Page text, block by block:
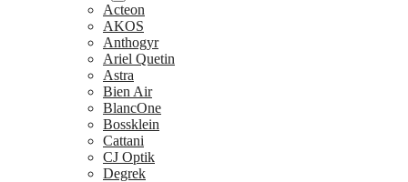
Acteon
AKOS
Anthogyr
Ariel Quetin
Astra
Bien Air
BlancOne
Bossklein
Cattani
CJ Optik
Degrek